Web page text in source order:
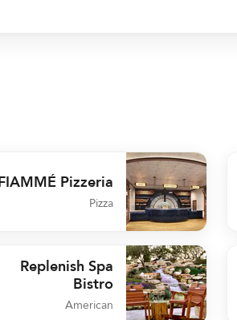
Pizzeria
Pizza
undefined FIAMMÉ Pizzeria
Replenish Spa
Bistro
American